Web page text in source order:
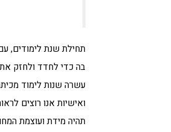
תחילת שנת לימודים,
בה כדי לחדד ולחזק
עשרה שנות לימוד
ואישיות אנו רוצים
תהיה מידת ועוצמת